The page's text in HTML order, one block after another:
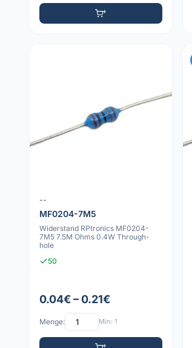
--
MF0204-7M5
Widerstand RPtronics MF0204-
7M5 7.5M Ohms 0.4W Through-
hole
50
0.04€ – 0.21€
Menge: Min: 1